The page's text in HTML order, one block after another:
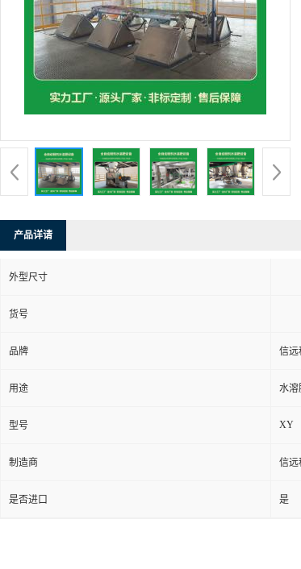
产品详请
外型尺寸
货号
品牌 信远
用途 水溶
型号 XY
制造商 信远
是否进口 是